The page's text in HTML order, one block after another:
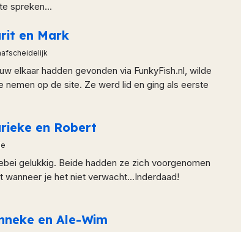
spreken...
en Mark
elkaar hadden gevonden via FunkyFish.nl, wilde
nemen op de site. Ze werd lid en ging als eerste
en Robert
gelukkig. Beide hadden ze zich voorgenomen
wanneer je het niet verwacht...Inderdaad!
en Ale-Wim